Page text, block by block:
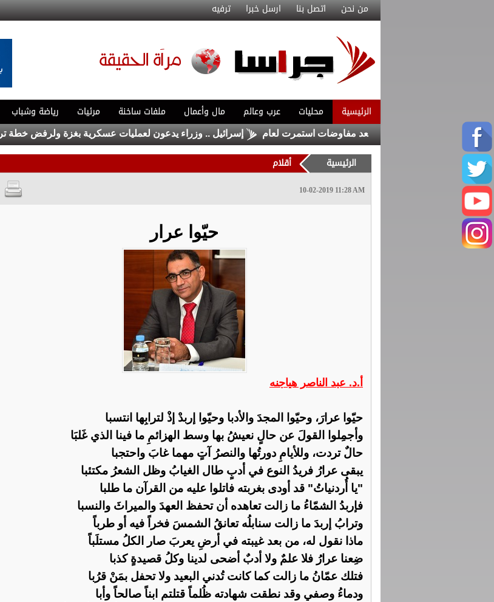
من نحن اتصل بنا ارسل خبرا ترفيه
الرئيسية محليات عرب وعالم مال وأعمال ملفات ساخنة مرئيات رياضة وشباب
توقع اتفاقا دفاعيا بعد مفاوضات استمرت لعام إسرائيل .. وزراء يدعون لعمليات عسكرية بغزة ولرفض خطة ترامب
الرئيسية أقلام
10-02-2019 11:28 AM
حيّوا عرار
أ.د. عبد الناصر هياجنه
حيّوا عرارَ، وحيّوا المجدَ والأدبا وحيّوا إربدْ إذْ لترابِها انتسبا
وأجمِلوا القولَ عن حالٍ نعيشُ بها وسط الهزائمِ ما فينا الذي غَلبَا
حالٌ تردت، وللأيامِ دورتُها والنصرُ آتٍ مهما غابَ واحتجبا
يبقى عرارُ فريدُ النوع في أدبٍ طال الغيابُ وظل الشعرُ مكتئبا
"يا أُردنياتُ" قد أودى بغربته فاتلوا عليه من القرآن ما طلبا
فإربدُ الشمّاءُ ما زالت تعاهده أن تحفظ العهدَ والميراثَ والنسبا
وترابُ إربدَ ما زالت سنابلُه تعانقُ الشمسَ فخراً فيه أو طرباً
ماذا نقول له، من بعد غيبته في أرضِ يعربَ صار الكلُ مستلَباً
ضِعنا عرارُ فلا علمٌ ولا أدبٌ أضحى لدينا وكلُ قصيدةٍ كذبا
فتلك عمّانُ ما زالت كما كانت تُدني البعيد ولا تحفل بمَنْ قرُبا
ودماءُ وصفي وقد نطقت شهادته ظُلماً قتلتم ابناً صالحاً وأبا